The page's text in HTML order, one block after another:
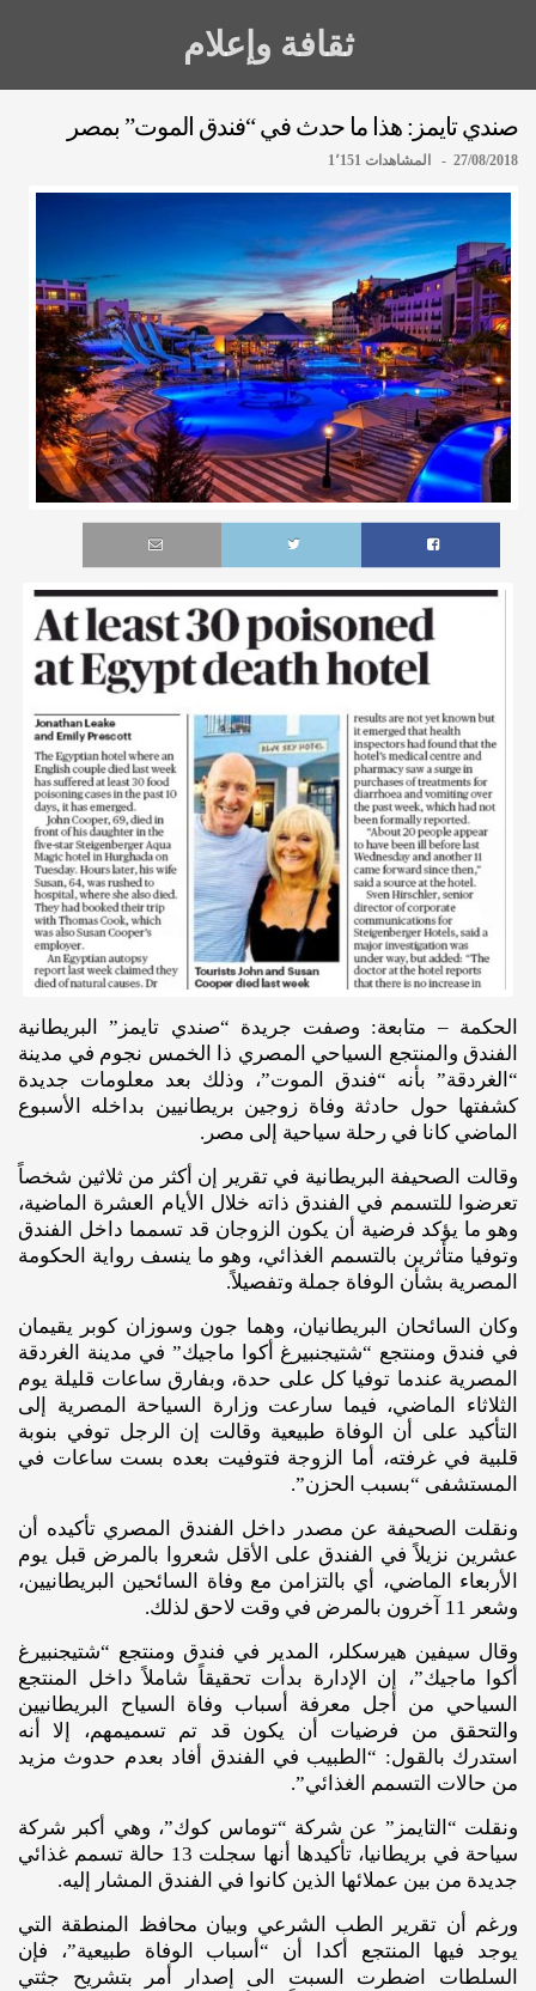
ثقافة وإعلام
صندي تايمز: هذا ما حدث في “فندق الموت” بمصر
27/08/2018 - المشاهدات 1٬151
الحكمة – متابعة: وصفت جريدة “صندي تايمز” البريطانية
الفندق والمنتجع السياحي المصري ذا الخمس نجوم في مدينة
“الغردقة” بأنه “فندق الموت”، وذلك بعد معلومات جديدة
كشفتها حول حادثة وفاة زوجين بريطانيين بداخله الأسبوع
الماضي كانا في رحلة سياحية إلى مصر.
وقالت الصحيفة البريطانية في تقرير إن أكثر من ثلاثين شخصاً
تعرضوا للتسمم في الفندق ذاته خلال الأيام العشرة الماضية،
وهو ما يؤكد فرضية أن يكون الزوجان قد تسمما داخل الفندق
وتوفيا متأثرين بالتسمم الغذائي، وهو ما ينسف رواية الحكومة
المصرية بشأن الوفاة جملة وتفصيلاً.
وكان السائحان البريطانيان، وهما جون وسوزان كوبر يقيمان
في فندق ومنتجع “شتيجنبيرغ أكوا ماجيك” في مدينة الغردقة
المصرية عندما توفيا كل على حدة، وبفارق ساعات قليلة يوم
الثلاثاء الماضي، فيما سارعت وزارة السياحة المصرية إلى
التأكيد على أن الوفاة طبيعية وقالت إن الرجل توفي بنوبة
قلبية في غرفته، أما الزوجة فتوفيت بعده بست ساعات في
المستشفى “بسبب الحزن”.
ونقلت الصحيفة عن مصدر داخل الفندق المصري تأكيده أن
عشرين نزيلاً في الفندق على الأقل شعروا بالمرض قبل يوم
الأربعاء الماضي، أي بالتزامن مع وفاة السائحين البريطانيين،
وشعر 11 آخرون بالمرض في وقت لاحق لذلك.
وقال سيفين هيرسكلر، المدير في فندق ومنتجع “شتيجنبيرغ
أكوا ماجيك”، إن الإدارة بدأت تحقيقاً شاملاً داخل المنتجع
السياحي من أجل معرفة أسباب وفاة السياح البريطانيين
والتحقق من فرضيات أن يكون قد تم تسميمهم، إلا أنه
استدرك بالقول: “الطبيب في الفندق أفاد بعدم حدوث مزيد
من حالات التسمم الغذائي”.
ونقلت “التايمز” عن شركة “توماس كوك”، وهي أكبر شركة
سياحة في بريطانيا، تأكيدها أنها سجلت 13 حالة تسمم غذائي
جديدة من بين عملائها الذين كانوا في الفندق المشار إليه.
ورغم أن تقرير الطب الشرعي وبيان محافظ المنطقة التي
يوجد فيها المنتجع أكدا أن “أسباب الوفاة طبيعية”، فإن
السلطات اضطرت السبت الى إصدار أمر بتشريح جثتي